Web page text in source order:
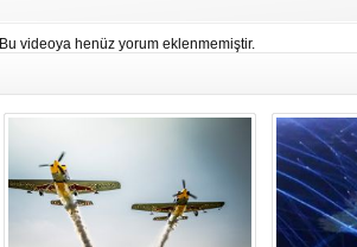
Bu videoya henüz yorum eklenmemiştir.